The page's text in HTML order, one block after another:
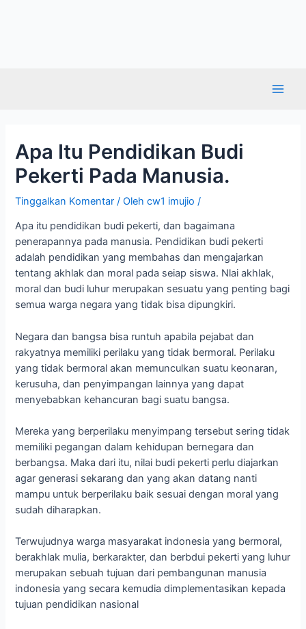
Apa Itu Pendidikan Budi
Pekerti Pada Manusia.
Tinggalkan Komentar / Olehcw1 imujio/
Apa itu pendidikan budi pekerti, dan bagaimana
penerapannya pada manusia. Pendidikan budi pekerti
adalah pendidikan yang membahas dan mengajarkan
tentang akhlak dan moral pada seiap siswa. Nlai akhlak,
moral dan budi luhur merupakan sesuatu yang penting bagi
semua warga negara yang tidak bisa dipungkiri.
Negara dan bangsa bisa runtuh apabila pejabat dan
rakyatnya memiliki perilaku yang tidak bermoral. Perilaku
yang tidak bermoral akan memunculkan suatu keonaran,
kerusuha, dan penyimpangan lainnya yang dapat
menyebabkan kehancuran bagi suatu bangsa.
Mereka yang berperilaku menyimpang tersebut sering tidak
memiliki pegangan dalam kehidupan bernegara dan
berbangsa. Maka dari itu, nilai budi pekerti perlu diajarkan
agar generasi sekarang dan yang akan datang nanti
mampu untuk berperilaku baik sesuai dengan moral yang
sudah diharapkan.
Terwujudnya warga masyarakat indonesia yang bermoral,
berakhlak mulia, berkarakter, dan berbdui pekerti yang luhur
merupakan sebuah tujuan dari pembangunan manusia
indonesia yang secara kemudia dimplementasikan kepada
tujuan pendidikan nasional